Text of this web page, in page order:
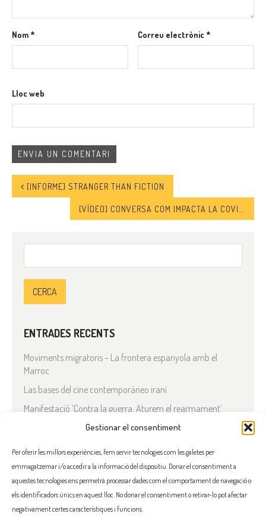
Gestionar el consentiment
Per oferir les millors experiències, fem servir tecnologies com les galetes per
emmagatzemar i/o accedir a la informació del dispositiu. Donar el consentiment a
aquestes tecnologies ens permetrà processar dades com el comportament de navegació o
els identificadors únics en aquest lloc. No donar el consentiment o retirar-lo pot afectar
negativament certes característiques i funcions.
Nom* Correu electrònic*
Lloc web
[INFORME] STRANGER THAN FICTION
ENTRADES RECENTS
Moviments migratoris – La frontera espanyola amb el
Marroc
Las bases del cine contemporáneo iraní
Manifestació ‘Contra la guerra. Aturem el rearmament’
En solidaritat amb el Líban
Què està passant a l’Iran?
COMENTARIS RECENTS